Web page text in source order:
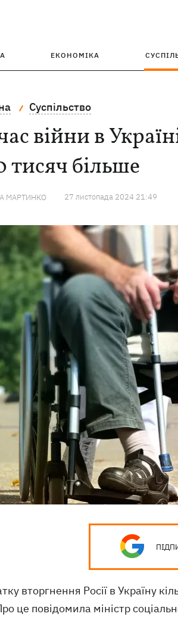
ЕКОНОМІКА
Суспільство
війни в
тисяч більше
МАРТИНКО 27 листопада 2024 21:49
вторгнення Росії в Україну
це повідомила міністр